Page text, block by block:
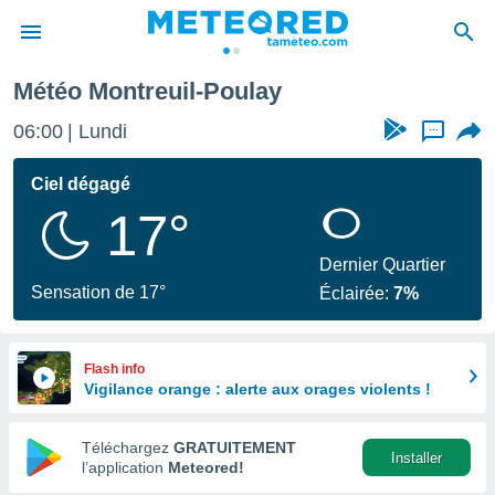
de
Météo Montreuil-Poulay
06:00 Lundi ...
Ciel dégagé
17°
Sensation de 17°
Dernier Quartier
Éclairée:7%
Flash info
Vigilance orange : alerte aux orages violents !
Téléchargez GRATUITEMENT
l’application Meteored!
Installer